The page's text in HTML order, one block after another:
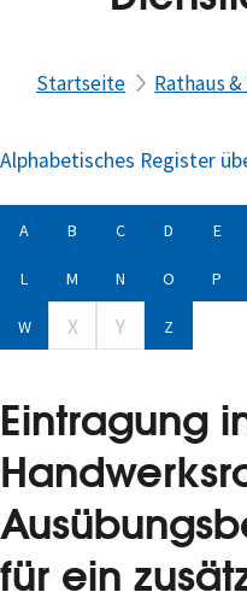
Startseite Rathaus
Alphabetisches Register
A B C D E
L M N O P
W X Y Z
Eintragung
für ein